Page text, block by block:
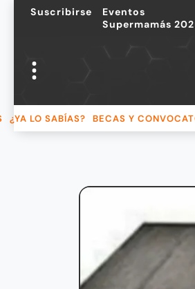
Suscribirse
Eventos
Supermamás
¿YA LO SABÍAS? BECAS Y